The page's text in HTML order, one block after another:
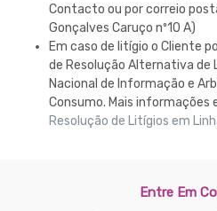
Contacto ou por correio
Gonçalves Caruço nº10 A)
Em caso de litígio o Cliente
de Resolução Alternativa de
Nacional de Informação e
Consumo. Mais informações
Resolução de Litígios em
Entre Em